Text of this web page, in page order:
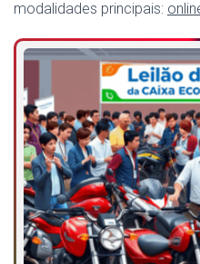
modalidades principais: